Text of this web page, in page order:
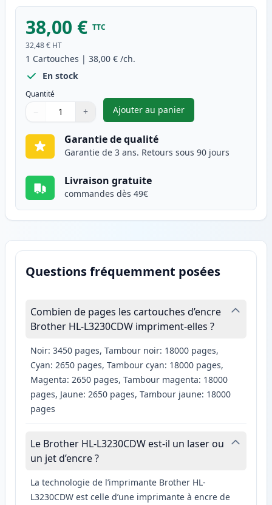
38,00 € TTC
32,48 € HT
1 Cartouches | 38,00 € /ch.
En stock
Quantité
Quantité
Utilisez les boutons pour ajuster
− +
Quantité
Ajouter au panier
,Brother DR-243CL tambour
Garantie de qualité
Garantie de 3 ans. Retours sous 90 jours
Livraison gratuite
commandes dès 49€
Questions fréquemment posées
Combien de pages les cartouches d’encre
Brother HL-L3230CDW impriment-elles ?
Noir: 3450 pages, Tambour noir: 18000 pages,
Cyan: 2650 pages, Tambour cyan: 18000 pages,
Magenta: 2650 pages, Tambour magenta: 18000
pages, Jaune: 2650 pages, Tambour jaune: 18000
pages
Le Brother HL-L3230CDW est-il un laser ou
un jet d’encre ?
La technologie de l’imprimante Brother HL-
L3230CDW est celle d’une imprimante à encre de